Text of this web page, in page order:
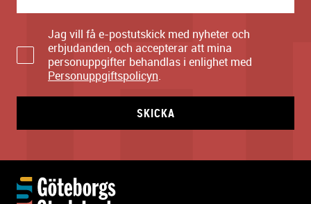
Jag vill få e-postutskick med nyheter och
erbjudanden, och accepterar att mina
personuppgifter behandlas i enlighet med
Personuppgiftspolicyn.
SKICKA